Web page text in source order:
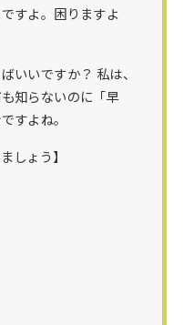
すよ。困りますよ
いいですか？ 私は、
知らないのに「早
すよね。
しょう】